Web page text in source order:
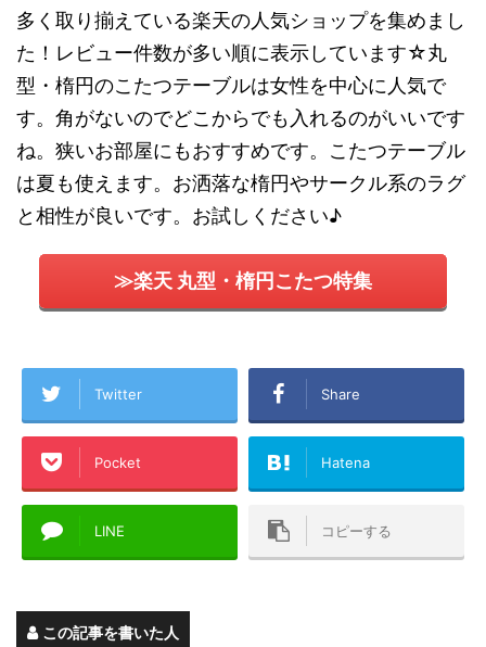
多く取り揃えている楽天の人気ショップを集めまし
た！レビュー件数が多い順に表示しています☆丸
型・楕円のこたつテーブルは女性を中心に人気で
す。角がないのでどこからでも入れるのがいいです
ね。狭いお部屋にもおすすめです。こたつテーブル
は夏も使えます。お洒落な楕円やサークル系のラグ
と相性が良いです。お試しください♪
≫楽天 丸型・楕円こたつ特集
Twitter Share
Pocket Hatena
LINE コピーする
この記事を書いた人